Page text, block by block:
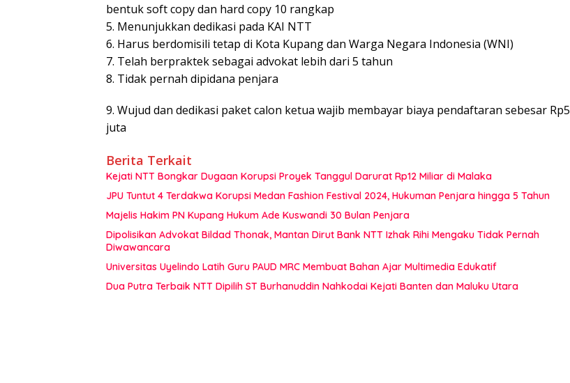
bentuk soft copy dan hard copy 10 rangkap
5. Menunjukkan dedikasi pada KAI NTT
6. Harus berdomisili tetap di Kota Kupang dan Warga Negara Indonesia (WNI)
7. Telah berpraktek sebagai advokat lebih dari 5 tahun
8. Tidak pernah dipidana penjara
9. Wujud dan dedikasi paket calon ketua wajib membayar biaya pendaftaran sebesar Rp5
juta
Berita Terkait
Kejati NTT Bongkar Dugaan Korupsi Proyek Tanggul Darurat Rp12 Miliar di Malaka
JPU Tuntut 4 Terdakwa Korupsi Medan Fashion Festival 2024, Hukuman Penjara hingga 5 Tahun
Majelis Hakim PN Kupang Hukum Ade Kuswandi 30 Bulan Penjara
Dipolisikan Advokat Bildad Thonak, Mantan Dirut Bank NTT Izhak Rihi Mengaku Tidak Pernah
Diwawancara
Universitas Uyelindo Latih Guru PAUD MRC Membuat Bahan Ajar Multimedia Edukatif
Dua Putra Terbaik NTT Dipilih ST Burhanuddin Nahkodai Kejati Banten dan Maluku Utara